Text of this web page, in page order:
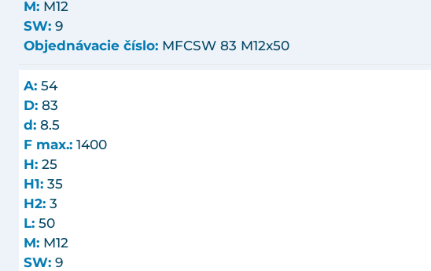
M: M12
SW: 9
Objednávacie číslo: MFCSW 83 M12x50
A: 54
D: 83
d: 8.5
F max.: 1400
H: 25
H1: 35
H2: 3
L: 50
M: M12
SW: 9